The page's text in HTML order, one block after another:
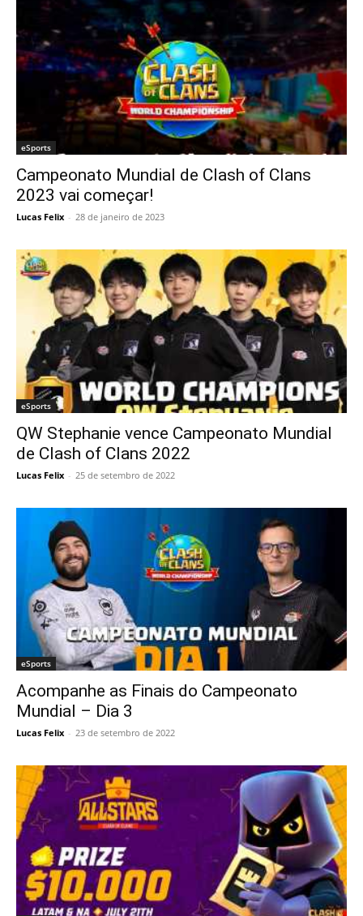
eSports
Campeonato Mundial de Clash of Clans
2023 vai começar!
Lucas Felix - 28 de janeiro de 2023
eSports
QW Stephanie vence Campeonato Mundial
de Clash of Clans 2022
Lucas Felix - 25 de setembro de 2022
eSports
Acompanhe as Finais do Campeonato
Mundial – Dia 3
Lucas Felix - 23 de setembro de 2022